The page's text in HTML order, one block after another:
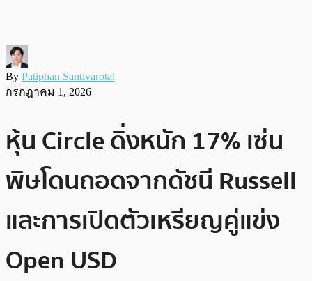
By Patiphan Santivarotai
กรกฎาคม 1, 2026
หุ้น Circle ดิ่งหนัก 17% เซ่น
พิษโดนถอดจากดัชนี Russell
และการเปิดตัวเหรียญคู่แข่ง
Open USD